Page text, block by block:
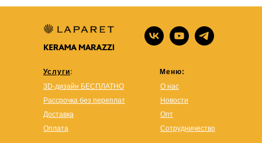
Услуги:
3D-дизайн БЕСПЛАТНО
Рассрочка без переплат
Доставка
Оплата
Меню:
О нас
Новости
Опт
Сотрудничество